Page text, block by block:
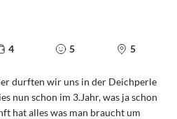
4 5 5
durften wir uns in der Deichperle
nun schon im 3.Jahr, was ja schon
hat alles was man braucht um